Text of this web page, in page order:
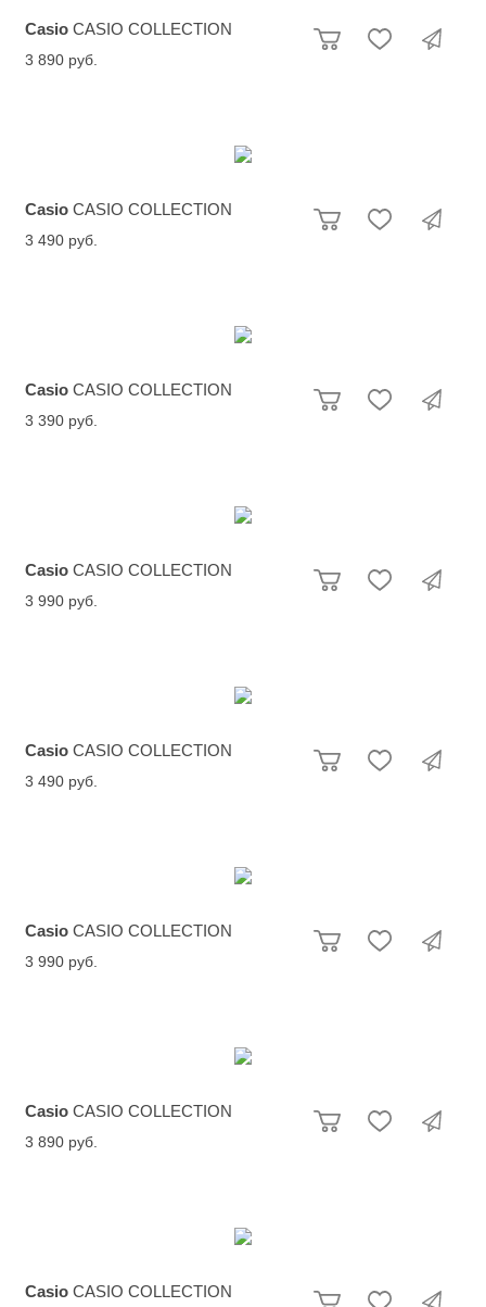
Casio CASIO COLLECTION
3 890 руб.
Casio CASIO COLLECTION
3 490 руб.
Casio CASIO COLLECTION
3 390 руб.
Casio CASIO COLLECTION
3 990 руб.
Casio CASIO COLLECTION
3 490 руб.
Casio CASIO COLLECTION
3 990 руб.
Casio CASIO COLLECTION
3 890 руб.
Casio CASIO COLLECTION